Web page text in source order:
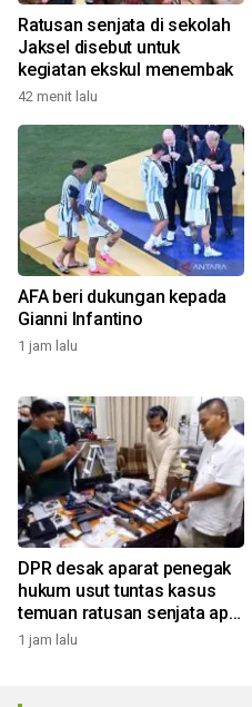
Ratusan senjata di sekolah
Jaksel disebut untuk
kegiatan ekskul menembak
42 menit lalu
AFA beri dukungan kepada
Gianni Infantino
1 jam lalu
DPR desak aparat penegak
hukum usut tuntas kasus
temuan ratusan senjata api
di sekolah
1 jam lalu